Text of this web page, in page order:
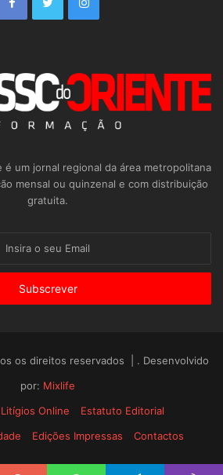
é um jornal regional da área metropolitana
mensal ou quinzenal e com distribuição
gratuita.
os direitos reservados | . Desenvolvido
por: Mixlife
Online
Estatuto Editorial
Edições Impressas Contactos